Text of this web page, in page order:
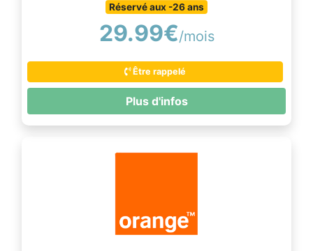
Réservé aux -26 ans
29.99€/mois
Être rappelé
Plus d'infos